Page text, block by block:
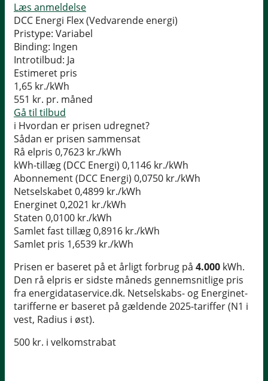
Læs anmeldelse
DCC Energi Flex (Vedvarende energi)
Pristype: Variabel
Binding: Ingen
Introtilbud: Ja
Estimeret pris
1,65 kr./kWh
551 kr. pr. måned
Gå til tilbud
i Hvordan er prisen udregnet?
Sådan er prisen sammensat
Rå elpris 0,7623 kr./kWh
kWh-tillæg (DCC Energi) 0,1146 kr./kWh
Abonnement (DCC Energi) 0,0750 kr./kWh
Netselskabet0,4899 kr./kWh
Energinet0,2021 kr./kWh
Staten 0,0100 kr./kWh
Samlet fast tillæg0,8916 kr./kWh
Samlet pris 1,6539 kr./kWh
Prisen er baseret på et årligt forbrug på 4.000 kWh.
Den rå elpris er sidste måneds gennemsnitlige pris
fra energidataservice.dk. Netselskabs- og Energinet-
tarifferne er baseret på gældende 2025-tariffer (N1 i
vest, Radius i øst).
500 kr. i velkomstrabat